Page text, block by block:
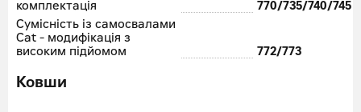
комплектація
770/735/740/745
Сумісність із самосвалами
Cat - модифікація з
високим підйомом
772/773
Ковши